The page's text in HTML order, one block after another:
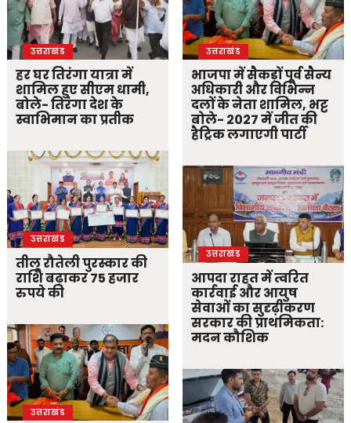
उत्तराखंड
हर घर तिरंगा यात्रा में
शामिल हुए सीएम धामी,
बोले- तिरंगा देश के
स्वाभिमान का प्रतीक
उत्तराखंड
तीलू रौतेली पुरस्कार की
राशि बढ़ाकर 75 हजार
रुपये की
उत्तराखंड
उत्तराखंड
भाजपा में सैकड़ों पूर्व सैन्य
अधिकारी और विभिन्न
दलों के नेता शामिल, भट्ट
बोले- 2027 में जीत की
हैट्रिक लगाएगी पार्टी
उत्तराखंड
आपदा राहत में त्वरित
कार्रवाई और आयुष
सेवाओं का सुदृढ़ीकरण
सरकार की प्राथमिकता:
मदन कौशिक